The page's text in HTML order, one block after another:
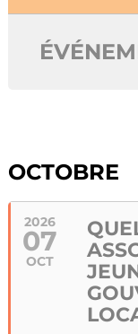
OCTOBRE
2026
07
OCT